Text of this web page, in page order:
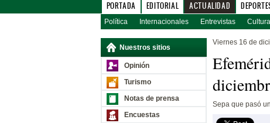
PORTADA EDITORIAL ACTUALIDAD
Política Internacionales Entrevistas Cultural
Nuestros sitios
Opinión
Turismo
Notas de prensa
Encuestas
Viernes 16 de
Sepa que pasó